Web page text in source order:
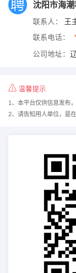
沈阳市海
联系人： 王
联系电话：
公司地址：
温馨提示
1、本平台仅供信息发布
2、请告知用人单位，是在